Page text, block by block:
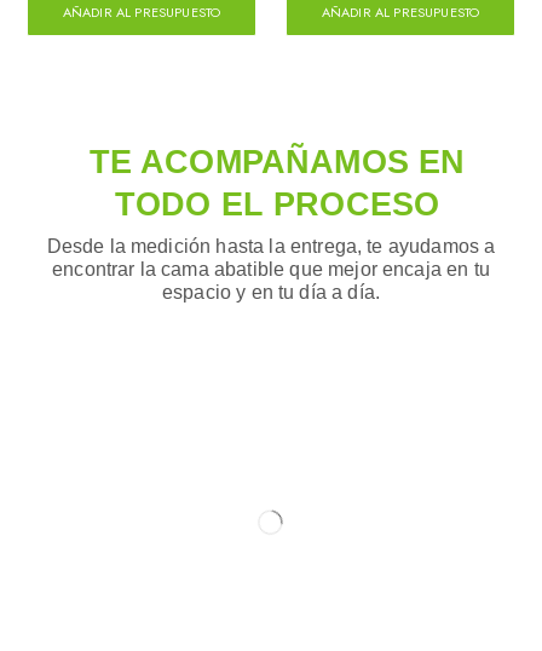
AÑADIR AL PRESUPUESTO AÑADIR AL PRESUPUESTO
TE ACOMPAÑAMOS EN
TODO EL PROCESO
Desde la medición hasta la entrega, te ayudamos a
encontrar la cama abatible que mejor encaja en tu
espacio y en tu día a día.